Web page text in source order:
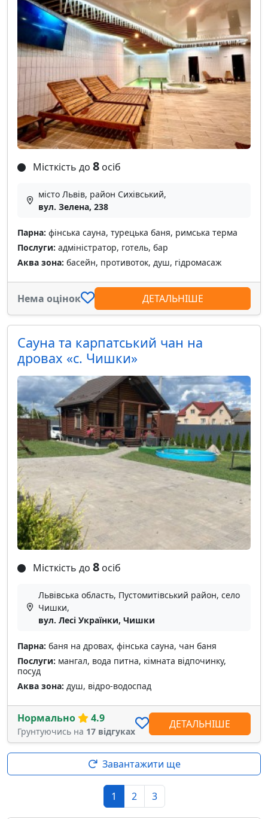
Місткість до 8 осіб
місто Львів, район Сихівський,
вул. Зелена, 238
Парна: фінська сауна, турецька баня, римська терма
Послуги: адміністратор, готель, бар
Аква зона: басейн, противоток, душ, гідромасаж
Нема оцінок ДЕТАЛЬНІШЕ
Сауна та карпатський чан на
дровах «с. Чишки»
Місткість до 8 осіб
Львівська область, Пустомитівський район, село
Чишки,
вул. Лесі Українки, Чишки
Парна: баня на дровах, фінська сауна, чан баня
Послуги: мангал, вода питна, кімната відпочинку,
посуд
Аква зона: душ, відро-водоспад
Нормально 4.9
Грунтуючись на 17 відгуках
ДЕТАЛЬНІШЕ
Завантажити ще
1 2 3